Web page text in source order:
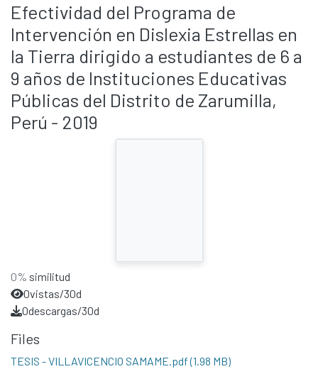
Efectividad del Programa de
Intervención en Dislexia Estrellas en
la Tierra dirigido a estudiantes de 6 a
9 años de Instituciones Educativas
Públicas del Distrito de Zarumilla,
Perú - 2019
0% similitud
0vistas/30d
0descargas/30d
Files
TESIS - VILLAVICENCIO SAMAME.pdf(1.98 MB)